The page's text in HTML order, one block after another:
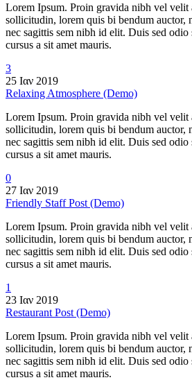
Lorem Ipsum. Proin gravida nibh vel velit
sollicitudin, lorem quis bi bendum auctor,
nec sagittis sem nibh id elit. Duis sed
cursus a sit amet mauris.
3
25 Ιαν 2019
Relaxing Atmosphere (Demo)
Lorem Ipsum. Proin gravida nibh vel velit
sollicitudin, lorem quis bi bendum auctor,
nec sagittis sem nibh id elit. Duis sed
cursus a sit amet mauris.
0
27 Ιαν 2019
Friendly Staff Post (Demo)
Lorem Ipsum. Proin gravida nibh vel velit
sollicitudin, lorem quis bi bendum auctor,
nec sagittis sem nibh id elit. Duis sed
cursus a sit amet mauris.
1
23 Ιαν 2019
Restaurant Post (Demo)
Lorem Ipsum. Proin gravida nibh vel velit
sollicitudin, lorem quis bi bendum auctor,
nec sagittis sem nibh id elit. Duis sed
cursus a sit amet mauris.